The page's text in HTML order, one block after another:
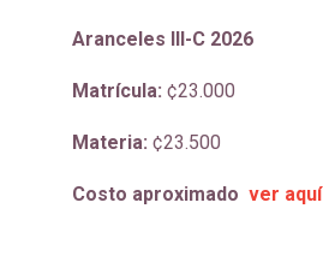
Aranceles III-C 2026
Matrícula: ¢23.000
Materia: ¢23.500
Costo aproximado ver aquí